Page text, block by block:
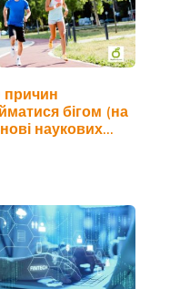
причин
бігом (на
наукових